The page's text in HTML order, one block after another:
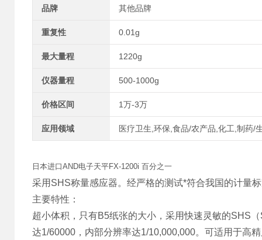
品牌 其他品牌
重复性 0.01g
最大量程 1220g
仪器量程 500-1000g
价格区间 1万-3万
应用领域 医疗卫生,环保,食品/农产品,化工,制药/
日本进口AND电子天平FX-1200i 百分之一
采用SHS称量感应器。经严格的测试*符合我国的计量
主要特性：
超小体积，只有B5纸张的大小，采用快速灵敏的SHS
达1/60000，内部分辨率达1/10,000,000。可适用于高